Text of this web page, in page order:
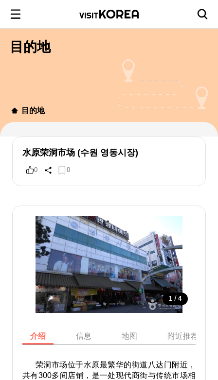
目的地
目的地
水原荣洞市场 (수원 영동시장)
0 0
1 / 4
介绍 信息 地图 附近推荐景点
荣洞市场位于水原最繁华的街道八达门附近，
共有300多间店铺，是一处现代商街与传统市场相